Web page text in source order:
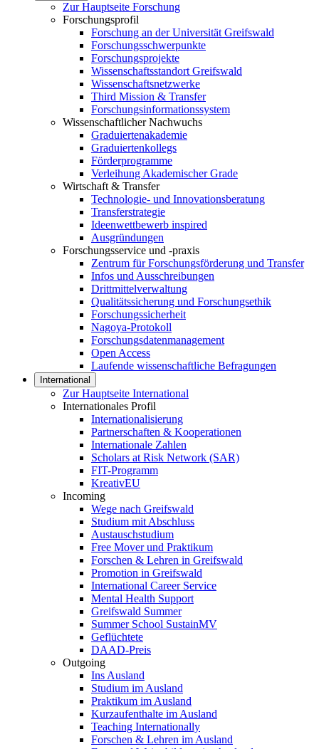
Zur Hauptseite Forschung
Forschungsprofil
Forschung an der Universität Greifswald
Forschungsschwerpunkte
Forschungsprojekte
Wissenschaftsstandort Greifswald
Wissenschaftsnetzwerke
Third Mission & Transfer
Forschungsinformationssystem
Wissenschaftlicher Nachwuchs
Graduiertenakademie
Graduiertenkollegs
Förderprogramme
Verleihung Akademischer Grade
Wirtschaft & Transfer
Technologie- und Innovationsberatung
Transferstrategie
Ideenwettbewerb inspired
Ausgründungen
Forschungsservice und -praxis
Zentrum für Forschungsförderung und Transfer
Infos und Ausschreibungen
Drittmittelverwaltung
Qualitätssicherung und Forschungsethik
Forschungssicherheit
Nagoya-Protokoll
Forschungsdatenmanagement
Open Access
Laufende wissenschaftliche Befragungen
International
Zur Hauptseite International
Internationales Profil
Internationalisierung
Partnerschaften & Kooperationen
Internationale Zahlen
Scholars at Risk Network (SAR)
FIT-Programm
KreativEU
Incoming
Wege nach Greifswald
Studium mit Abschluss
Austauschstudium
Free Mover und Praktikum
Forschen & Lehren in Greifswald
Promotion in Greifswald
International Career Service
Mental Health Support
Greifswald Summer
Summer School SustainMV
Geflüchtete
DAAD-Preis
Outgoing
Ins Ausland
Studium im Ausland
Praktikum im Ausland
Kurzaufenthalte im Ausland
Teaching Internationally
Forschen & Lehren im Ausland